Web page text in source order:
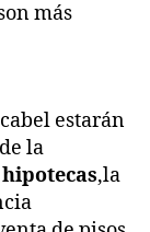
más
estarán
la
hipotecas,la